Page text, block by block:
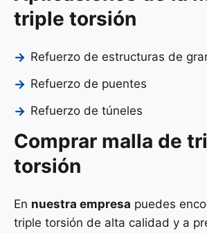
triple torsión
Refuerzo de estructuras de
Refuerzo de puentes
Refuerzo de túneles
Comprar malla de
torsión
En nuestra empresa puedes
triple torsión de alta calidad y a